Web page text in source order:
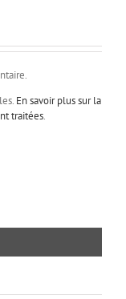
En savoir plus sur la
traitées.